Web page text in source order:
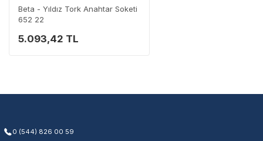
Garanti Kapsamı
Beta - Yıldız Tork Anahtar Soketi
652 22
5.093,42 TL
0 (544) 826 00 59